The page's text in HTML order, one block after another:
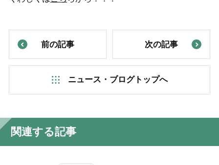
前の記事
ニュース・ブログトップへ
次の記事
関連する記事